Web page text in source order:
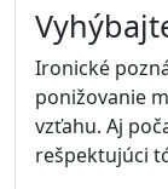
Ironické
ponižovanie
vzťahu. Aj
rešpektujúci